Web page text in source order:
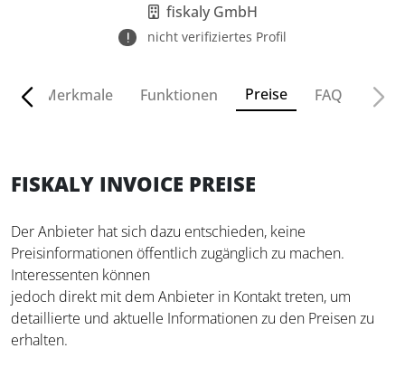
fiskaly GmbH
nicht verifiziertes Profil
Merkmale Funktionen Preise FAQ
FISKALY INVOICE PREISE
Der Anbieter hat sich dazu entschieden, keine
Preisinformationen öffentlich zugänglich zu machen.
Interessenten können
jedoch direkt mit dem Anbieter in Kontakt treten, um
detaillierte und aktuelle Informationen zu den Preisen zu
erhalten.